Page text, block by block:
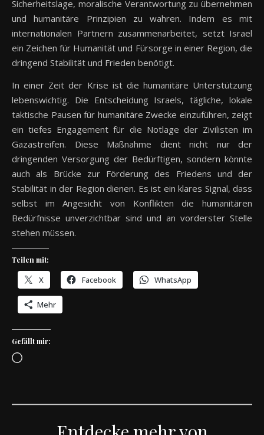
Sicherheitslage, moralische Verantwortung zu übernehmen
und humanitäre Prinzipien zu wahren. Indem es mit
internationalen Partnern zusammenarbeitet, setzt Israel
ein Zeichen für Humanität und Fürsorge in einer Region, die
dringend Stabilität und Frieden benötigt.
In einer Zeit der Krise ist die humanitäre Unterstützung
lebenswichtig. Die Entscheidung Israels, tägliche, lokale
taktische Pausen für humanitäre Zwecke einzuführen, zeigt
ein tiefes Engagement für die Notlage der Zivilisten im
Gazastreifen. Diese Maßnahme dient nicht nur der
dringenden Versorgung der Bedürftigen, sondern könnte
auch als Brücke zur Förderung des Friedens und der
Stabilität in der Region dienen. Es ist ein klares Signal, dass
selbst im Angesicht von Konflikten die humanitären
Bedürfnisse unverzichtbar sind und an vorderster Stelle
stehen müssen.
Teilen mit:
X Facebook WhatsApp
Mehr
Gefällt mir:
Wird geladen …